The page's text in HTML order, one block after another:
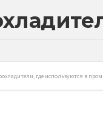
где используются в